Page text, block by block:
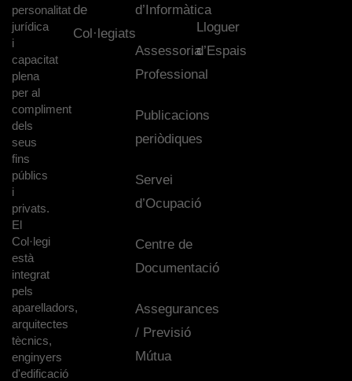
personalitat
jurídica
i
capacitat
plena
per al
compliment
dels
seus
fins
públics
i
privats.
El
Col·legi
està
integrat
pels
aparelladors,
arquitectes
tècnics,
enginyers
d'edificació
de
Col·legiats
d’Informàtica
Assessoria
Professional
Publicacions
periòdiques
Servei
d’Ocupació
Centre de
Documentació
Assegurances
/ Previsió
Mútua
Lloguer
d’Espais